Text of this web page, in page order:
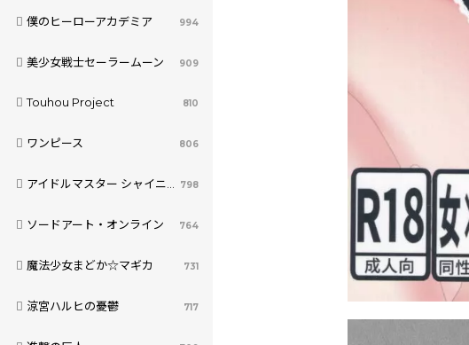
僕のヒーローアカデミア 994
美少女戦士セーラームーン 909
Touhou Project 810
ワンピース 806
アイドルマスター シャイニーカラーズ 798
ソードアート・オンライン 764
魔法少女まどか☆マギカ 731
涼宮ハルヒの憂鬱 717